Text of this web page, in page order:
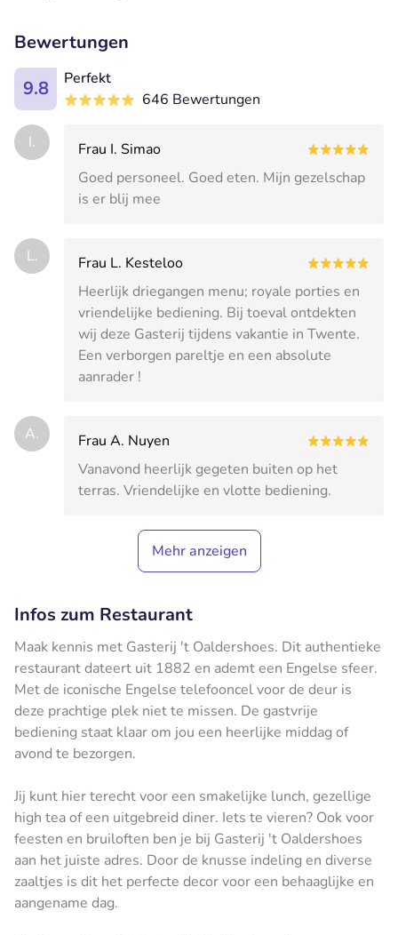
Bewertungen
9.8
Perfekt
646 Bewertungen
I.
Frau I. Simao
Goed personeel. Goed eten. Mijn gezelschap
is er blij mee
L.
Frau L. Kesteloo
Heerlijk driegangen menu; royale porties en
vriendelijke bediening. Bij toeval ontdekten
wij deze Gasterij tijdens vakantie in Twente.
Een verborgen pareltje en een absolute
aanrader !
A.
Frau A. Nuyen
Vanavond heerlijk gegeten buiten op het
terras. Vriendelijke en vlotte bediening.
Mehr anzeigen
Infos zum Restaurant
Maak kennis met Gasterij 't Oaldershoes. Dit authentieke
restaurant dateert uit 1882 en ademt een Engelse sfeer.
Met de iconische Engelse telefooncel voor de deur is
deze prachtige plek niet te missen. De gastvrije
bediening staat klaar om jou een heerlijke middag of
avond te bezorgen.
Jij kunt hier terecht voor een smakelijke lunch, gezellige
high tea of een uitgebreid diner. Iets te vieren? Ook voor
feesten en bruiloften ben je bij Gasterij 't Oaldershoes
aan het juiste adres. Door de knusse indeling en diverse
zaaltjes is dit het perfecte decor voor een behaaglijke en
aangename dag.